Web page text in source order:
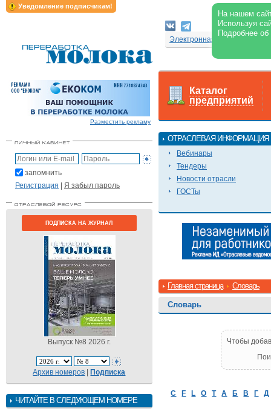
Уведомление подписчикам!
На нашем
Используя
Подробнее
Электронная версия
Разместить рекламу
запомнить
Регистрация | Я забыл пароль
ПОДПИСКА НА ЖУРНАЛ
Выпуск №8 2026 г.
Архив номеров |Подписка
ЧИТАЙТЕ В СЛЕДУЮЩЕМ НОМЕРЕ
Каталог
предприятий
ОТРАСЛЕВАЯ ИНФОРМАЦИЯ
Вебинары
Тендеры
Новости отрасли
ГОСТы
Главная страница Словарь
Словарь
Чтобы
C F L O T А Б В Г Д